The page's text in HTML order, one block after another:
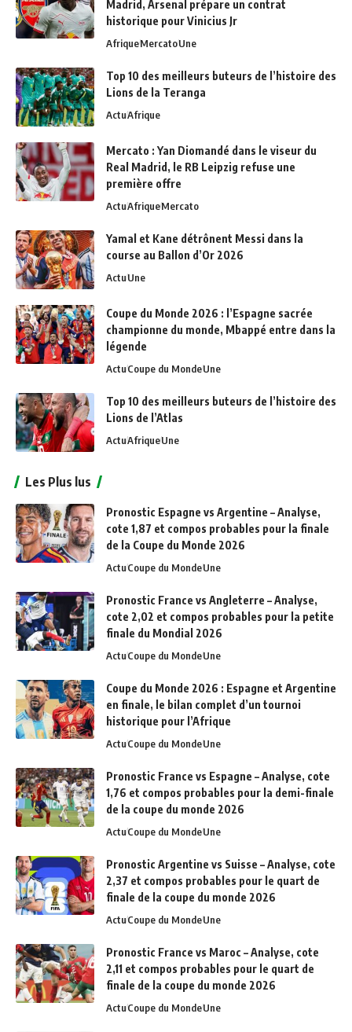
Madrid, Arsenal prépare un contrat
historique pour Vinicius Jr
AfriqueMercatoUne
Top 10 des meilleurs buteurs de l’histoire des
Lions de la Teranga
ActuAfrique
Mercato : Yan Diomandé dans le viseur du
Real Madrid, le RB Leipzig refuse une
première offre
ActuAfriqueMercato
Yamal et Kane détrônent Messi dans la
course au Ballon d’Or 2026
ActuUne
Coupe du Monde 2026 : l’Espagne sacrée
championne du monde, Mbappé entre dans la
légende
ActuCoupe du MondeUne
Top 10 des meilleurs buteurs de l’histoire des
Lions de l’Atlas
ActuAfriqueUne
Les Plus lus
Pronostic Espagne vs Argentine – Analyse,
cote 1,87 et compos probables pour la finale
de la Coupe du Monde 2026
ActuCoupe du MondeUne
Pronostic France vs Angleterre – Analyse,
cote 2,02 et compos probables pour la petite
finale du Mondial 2026
ActuCoupe du MondeUne
Coupe du Monde 2026 : Espagne et Argentine
en finale, le bilan complet d’un tournoi
historique pour l’Afrique
ActuCoupe du MondeUne
Pronostic France vs Espagne – Analyse, cote
1,76 et compos probables pour la demi-finale
de la coupe du monde 2026
ActuCoupe du MondeUne
Pronostic Argentine vs Suisse – Analyse, cote
2,37 et compos probables pour le quart de
finale de la coupe du monde 2026
ActuCoupe du MondeUne
Pronostic France vs Maroc – Analyse, cote
2,11 et compos probables pour le quart de
finale de la coupe du monde 2026
ActuCoupe du MondeUne